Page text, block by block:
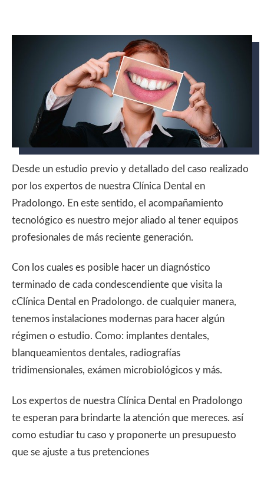
Desde un estudio previo y detallado del caso realizado
por los expertos de nuestra Clínica Dental en
Pradolongo. En este sentido, el acompañamiento
tecnológico es nuestro mejor aliado al tener equipos
profesionales de más reciente generación.
Con los cuales es posible hacer un diagnóstico
terminado de cada condescendiente que visita la
cClínica Dental en Pradolongo. de cualquier manera,
tenemos instalaciones modernas para hacer algún
régimen o estudio. Como: implantes dentales,
blanqueamientos dentales, radiografías
tridimensionales, exámen microbiológicos y más.
Los expertos de nuestra Clínica Dental en Pradolongo
te esperan para brindarte la atención que mereces. así
como estudiar tu caso y proponerte un presupuesto
que se ajuste a tus pretenciones